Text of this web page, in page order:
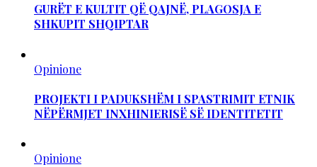
GURËT E KULTIT QË QAJNË, PLAGOSJA E
SHKUPIT SHQIPTAR
Opinione
PROJEKTI I PADUKSHËM I SPASTRIMIT ETNIK
NËPËRMJET INXHINIERISË SË IDENTITETIT
Opinione